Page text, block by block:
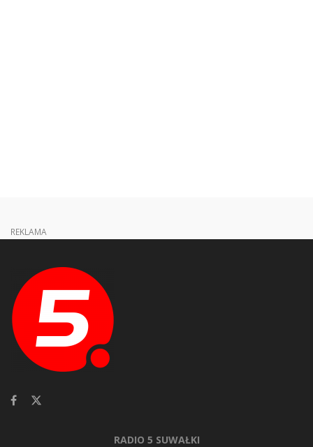
REKLAMA
RADIO 5 SUWAŁKI